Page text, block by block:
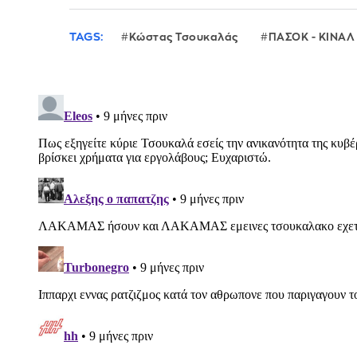
TAGS: Κώστας Τσουκαλάς ΠΑΣΟΚ - ΚΙΝΑΛ